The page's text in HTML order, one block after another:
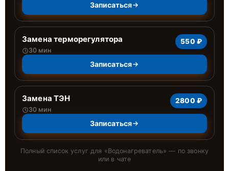
Записаться
Замена терморегулятора
30 мин
550 ₽
Записаться
Замена ТЭН
30 мин
2800 ₽
Записаться
Полный список услуг для «Водонагреватель» — по звонку
или в чате